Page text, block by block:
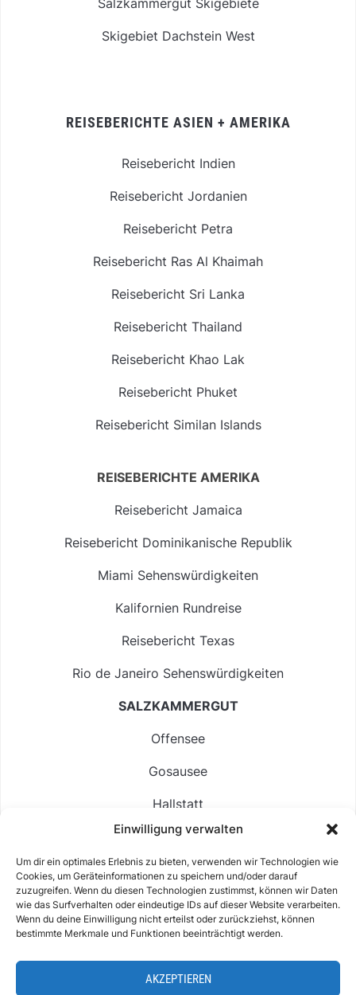
Einwilligung verwalten
Um dir ein optimales Erlebnis zu bieten, verwenden wir Technologien wie
Cookies, um Geräteinformationen zu speichern und/oder darauf
zuzugreifen. Wenn du diesen Technologien zustimmst, können wir Daten
wie das Surfverhalten oder eindeutige IDs auf dieser Website verarbeiten.
Wenn du deine Einwilligung nicht erteilst oder zurückziehst, können
bestimmte Merkmale und Funktionen beeinträchtigt werden.
AKZEPTIEREN
Skigebiet Dachstein West
REISEBERICHTE ASIEN + AMERIKA
Reisebericht Indien
Reisebericht Jordanien
Reisebericht Petra
Reisebericht Ras Al Khaimah
Reisebericht Sri Lanka
Reisebericht Thailand
Reisebericht Khao Lak
Reisebericht Phuket
Reisebericht Similan Islands
REISEBERICHTE AMERIKA
Reisebericht Jamaica
Reisebericht Dominikanische Republik
Miami Sehenswürdigkeiten
Kalifornien Rundreise
Reisebericht Texas
Rio de Janeiro Sehenswürdigkeiten
SALZKAMMERGUT
Offensee
Gosausee
Hallstatt
Langbathsee
Altausseer See
Hintersee
IMPRESSUM & KONTAKT